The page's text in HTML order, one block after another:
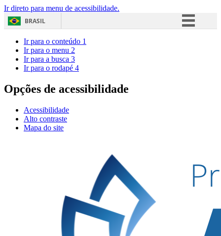
Ir direto para menu de acessibilidade.
BRASIL
Acesso à informação
Ir para o conteúdo 1
Ir para o menu 2
Ir para a busca 3
Ir para o rodapé 4
Opções de acessibilidade
Acessibilidade
Alto contraste
Mapa do site